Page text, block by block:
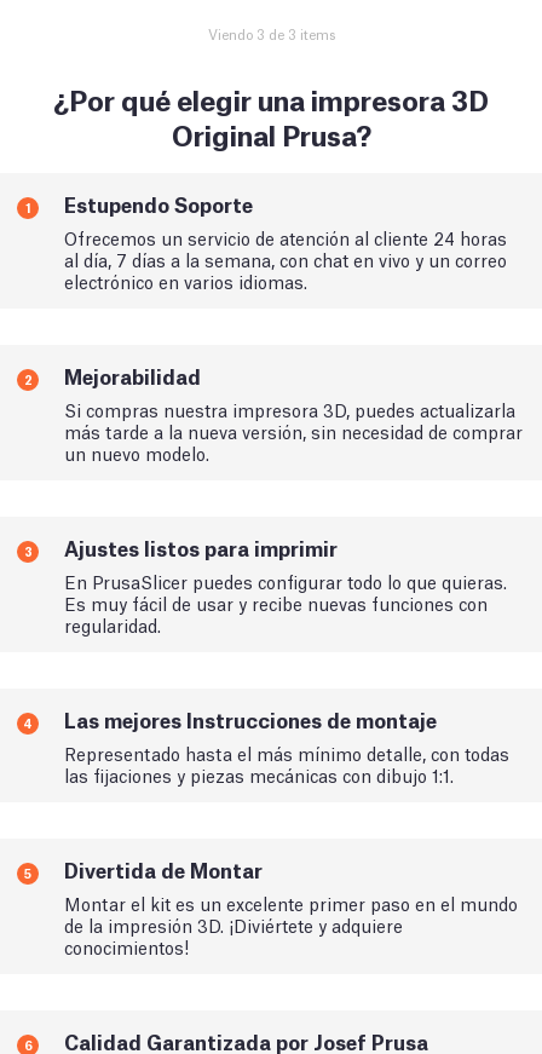
Viendo 3 de 3 items
¿Por qué elegir una impresora 3D
Original Prusa?
1 Estupendo Soporte
Ofrecemos un servicio de atención al cliente 24 horas
al día, 7 días a la semana, con chat en vivo y un correo
electrónico en varios idiomas.
2 Mejorabilidad
Si compras nuestra impresora 3D, puedes actualizarla
más tarde a la nueva versión, sin necesidad de comprar
un nuevo modelo.
3 Ajustes listos para imprimir
En PrusaSlicer puedes configurar todo lo que quieras.
Es muy fácil de usar y recibe nuevas funciones con
regularidad.
4 Las mejores Instrucciones de montaje
Representado hasta el más mínimo detalle, con todas
las fijaciones y piezas mecánicas con dibujo 1:1.
5 Divertida de Montar
Montar el kit es un excelente primer paso en el mundo
de la impresión 3D. ¡Diviértete y adquiere
conocimientos!
6 Calidad Garantizada por Josef Prusa